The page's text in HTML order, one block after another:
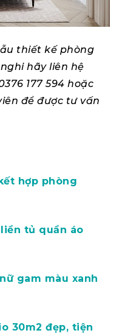
thiết kế phòng
hãy liên hệ
177 594 hoặc
để được tư vấn
hợp phòng
tủ quần áo
gam màu xanh
30m2 đẹp, tiện